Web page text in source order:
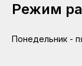
Режим
Понедельник -